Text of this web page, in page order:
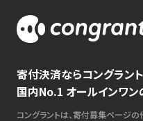
寄付決済ならコングラント
国内No.1 オールインワン
コングラントは、寄付募集ページの